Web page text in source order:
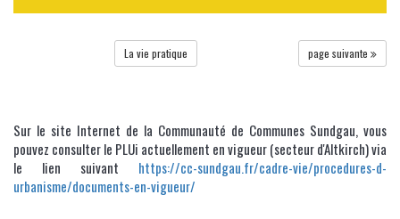
La vie pratique page suivante
Sur le site Internet de la Communauté de Communes Sundgau, vous
pouvez consulter le PLUi actuellement en vigueur (secteur d'Altkirch) via
le lien suivant https://cc-sundgau.fr/cadre-vie/procedures-d-
urbanisme/documents-en-vigueur/